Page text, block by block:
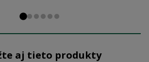
Prejsďż˝ na
Prejsďż˝ na
Prejsďż˝ na
Prejsďż˝ na
Prejsďż˝ na
Prejsďż˝ na
aj tieto produkty